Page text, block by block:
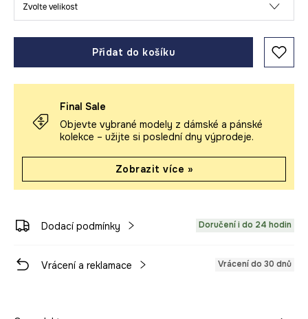
Zvolte velikost
Přidat do košíku
Final Sale
Objevte vybrané modely z dámské a pánské
kolekce – užijte si poslední dny výprodeje.
Zobrazit více »
Dodací podmínky Doručení i do 24 hodin
Vrácení a reklamace Vrácení do 30 dnů